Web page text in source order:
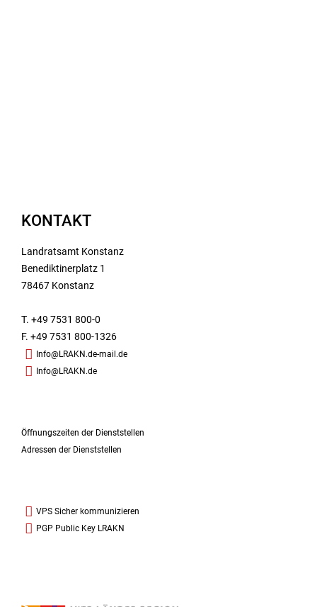
KONTAKT
Landratsamt Konstanz
Benediktinerplatz 1
78467 Konstanz
T. +49 7531 800-0
F. +49 7531 800-1326
Info@LRAKN.de-mail.de
Info@LRAKN.de
Öffnungszeiten der Dienststellen
Adressen der Dienststellen
VPS Sicher kommunizieren
PGP Public Key LRAKN